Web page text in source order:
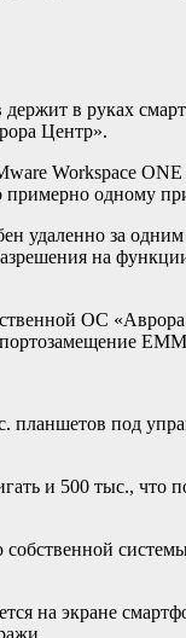
в руках
Центр».
Workspace
примерно одному
удаленно за
на
ОС
под
и 500 тыс.,
на экране